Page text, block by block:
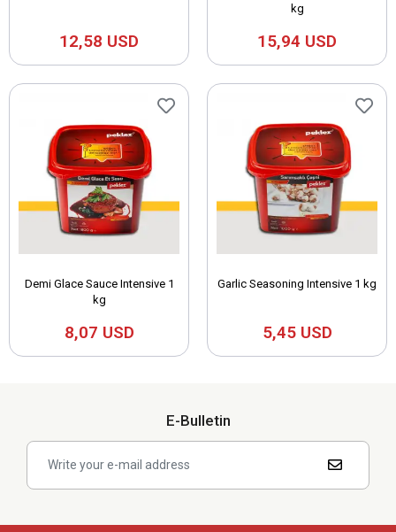
12,58 USD
kg
15,94 USD
Demi Glace Sauce Intensive 1
kg
8,07 USD
Garlic Seasoning Intensive 1 kg
5,45 USD
E-Bulletin